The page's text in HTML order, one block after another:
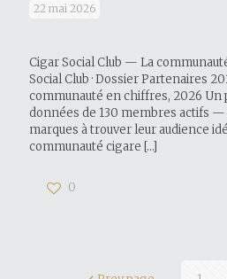
22 mai 2026
Cigar Social Club — La
Social Club · Dossier Partenaires
communauté en chiffres, 2026 Un
données de 130 membres actifs —
marques à trouver leur audience
communauté cigare […]
0